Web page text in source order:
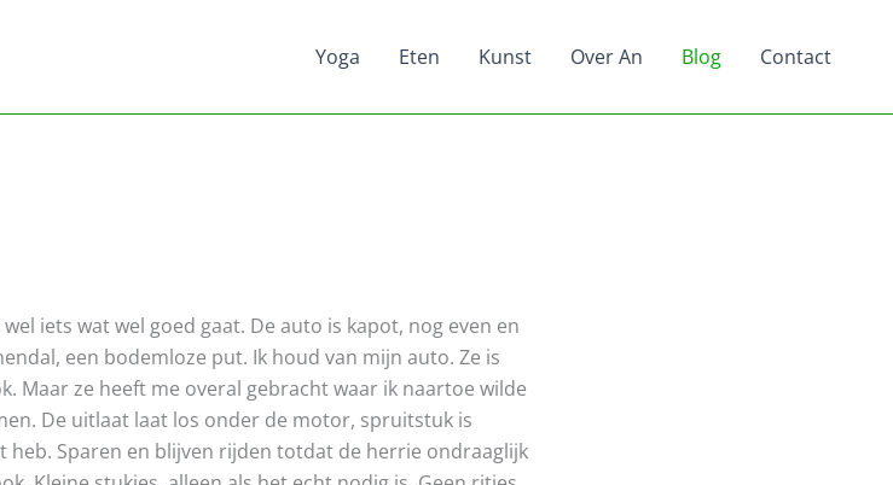
Yoga Eten Kunst Over An Blog Contact
iets wat wel goed gaat. De auto is kapot, nog even en
een bodemloze put. Ik houd van mijn auto. Ze is
Maar ze heeft me overal gebracht waar ik naartoe wilde
De uitlaat laat los onder de motor, spruitstuk is
heb. Sparen en blijven rijden totdat de herrie ondraaglijk